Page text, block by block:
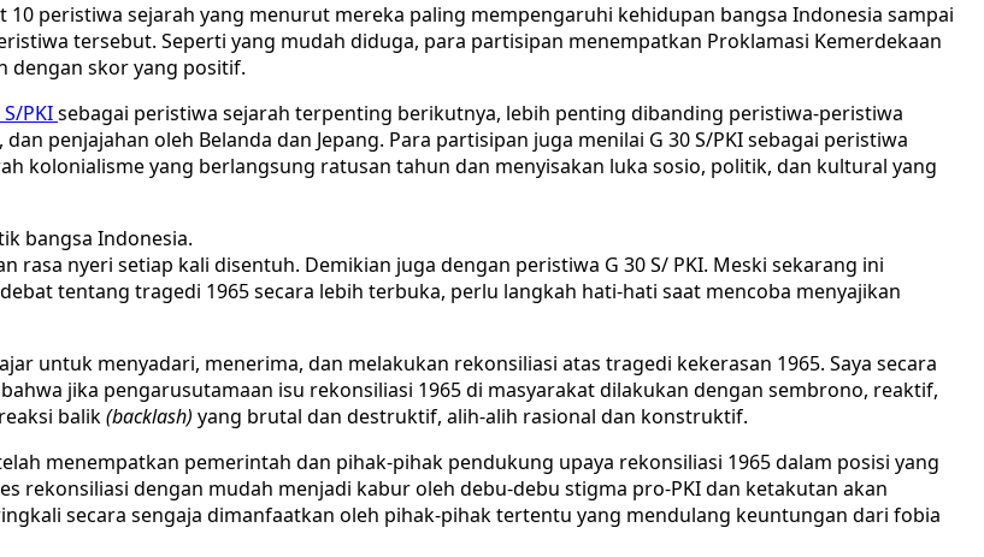
peristiwa sejarah yang menurut mereka paling mempengaruhi kehidupan bangsa Indonesia sampai
tersebut. Seperti yang mudah diduga, para partisipan menempatkan Proklamasi Kemerdekaan
dengan skor yang positif.
PKIsebagai peristiwa sejarah terpenting berikutnya, lebih penting dibanding peristiwa-peristiwa
penjajahan oleh Belanda dan Jepang. Para partisipan juga menilai G 30 S/PKI sebagai peristiwa
kolonialisme yang berlangsung ratusan tahun dan menyisakan luka sosio, politik, dan kultural yang
bangsa Indonesia.
nyeri setiap kali disentuh. Demikian juga dengan peristiwa G 30 S/ PKI. Meski sekarang ini
tentang tragedi 1965 secara lebih terbuka, perlu langkah hati-hati saat mencoba menyajikan
untuk menyadari, menerima, dan melakukan rekonsiliasi atas tragedi kekerasan 1965. Saya secara
jika pengarusutamaan isu rekonsiliasi 1965 di masyarakat dilakukan dengan sembrono, reaktif,
balik(backlash) yang brutal dan destruktif, alih-alih rasional dan konstruktif.
menempatkan pemerintah dan pihak-pihak pendukung upaya rekonsiliasi 1965 dalam posisi yang
rekonsiliasi dengan mudah menjadi kabur oleh debu-debu stigma pro-PKI dan ketakutan akan
secara sengaja dimanfaatkan oleh pihak-pihak tertentu yang mendulang keuntungan dari fobia